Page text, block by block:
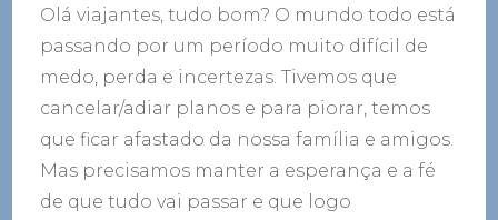
e
e
Olá viajantes, tudo bom? O mundo todo está
passando por um período muito difícil de
medo, perda e incertezas. Tivemos que
cancelar/adiar planos e para piorar, temos
que ficar afastado da nossa família e amigos.
Mas precisamos manter a esperança e a fé
de que tudo vai passar e que logo